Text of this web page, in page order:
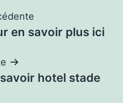
en savoir plus ici
hotel stade